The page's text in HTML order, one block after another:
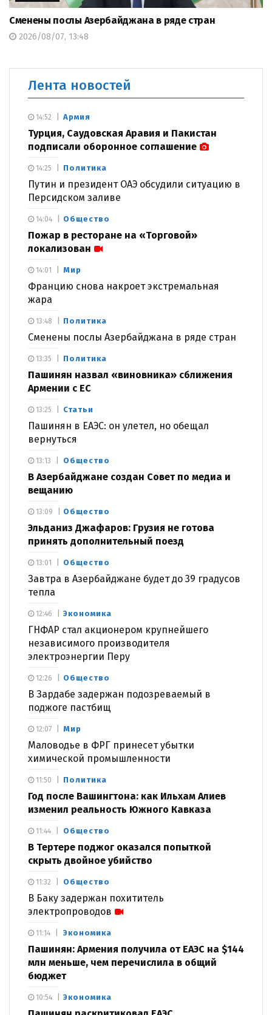
Сменены послы Азербайджана в ряде стран
2026/08/07, 13:48
Лента новостей
Армия
Турция, Саудовская Аравия и Пакистан
подписали оборонное соглашение
14:52
Политика
Путин и президент ОАЭ обсудили ситуацию в
Персидском заливе
14:25
Общество
Пожар в ресторане на «Торговой»
локализован
14:04
Мир
Францию снова накроет экстремальная
жара
14:01
Политика
Сменены послы Азербайджана в ряде стран
13:48
Политика
Пашинян назвал «виновника» сближения
Армении с ЕС
13:35
Статьи
Пашинян в ЕАЭС: он улетел, но обещал
вернуться
13:25
Общество
В Азербайджане создан Совет по медиа и
вещанию
13:13
Общество
Эльданиз Джафаров: Грузия не готова
принять дополнительный поезд
13:09
Общество
Завтра в Азербайджане будет до 39 градусов
тепла
13:01
Экономика
ГНФАР стал акционером крупнейшего
независимого производителя
электроэнергии Перу
12:46
Общество
В Зардабе задержан подозреваемый в
поджоге пастбищ
12:26
Мир
Маловодье в ФРГ принесет убытки
химической промышленности
12:07
Политика
Год после Вашингтона: как Ильхам Алиев
изменил реальность Южного Кавказа
11:50
Общество
В Тертере поджог оказался попыткой
скрыть двойное убийство
11:44
Общество
В Баку задержан похититель
электропроводов
11:32
Экономика
Пашинян: Армения получила от ЕАЭС на $144
млн меньше, чем перечислила в общий
бюджет
11:14
Экономика
10:54